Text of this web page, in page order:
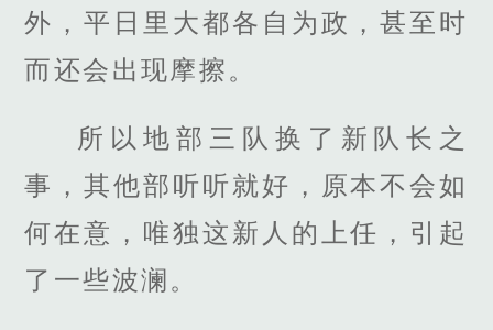
外，平日里大都各自为政，甚至时
而还会出现摩擦。
所以地部三队换了新队长之
事，其他部听听就好，原本不会如
何在意，唯独这新人的上任，引起
了一些波澜。